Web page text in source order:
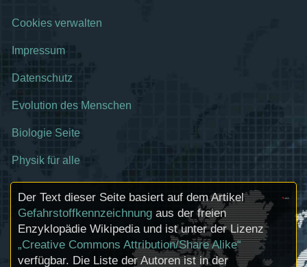
Cookies verwalten
Impressum
Datenschutz
Evolution des Menschen
Biologie Seite
Physik für alle
Der Text dieser Seite basiert auf dem Artikel
Gefahrstoffkennzeichnung aus der freien
Enzyklopädie Wikipedia und ist unter der Lizenz
„Creative Commons Attribution/Share Alike“
verfügbar. Die Liste der Autoren ist in der